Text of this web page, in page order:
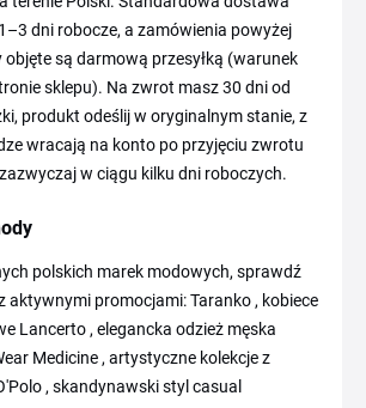
dni robocze, a zamówienia powyżej
są darmową przesyłką (warunek
sklepu). Na zwrot masz 30 dni od
produkt odeślij w oryginalnym stanie, z
wracają na konto po przyjęciu zwrotu
w ciągu kilku dni roboczych.
polskich marek modowych, sprawdź
aktywnymi promocjami: Taranko , kobiece
Lancerto , elegancka odzież męska
Medicine , artystyczne kolekcje z
, skandynawski styl casual